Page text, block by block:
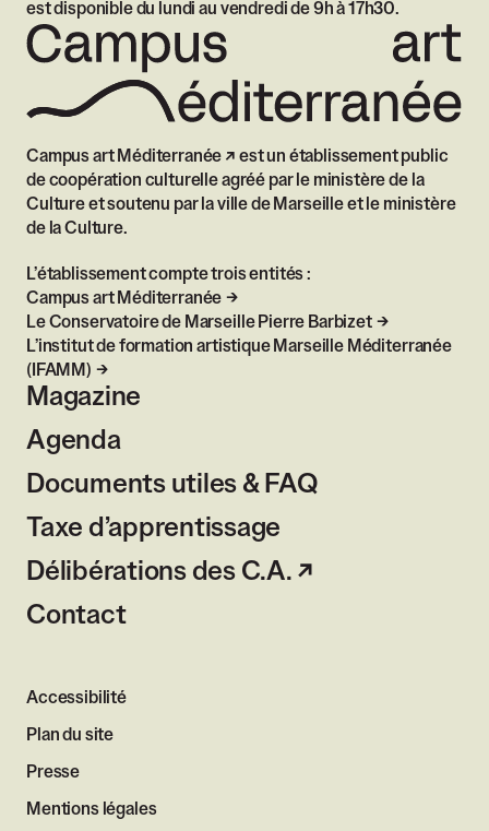
Magazine
Agenda
Documents utiles & FAQ
Taxe d’apprentissage
Délibérations des C.A.
Contact
Campus art Méditerranée
est un établissement public
de coopération culturelle agréé par le ministère de la
Culture et soutenu par la ville de Marseille et le ministère
de la Culture.
L’établissement compte trois entités :
Campus art Méditerranée
Le Conservatoire de Marseille Pierre Barbizet
L’institut de formation artistique Marseille Méditerranée
(IFAMM)
est disponible du lundi au vendredi de 9h à 17h30.
Accessibilité
Plan du site
Presse
Mentions légales